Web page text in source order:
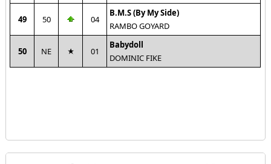
49 50 04
B.M.S (By My Side)
RAMBO GOYARD
50 NE 01
Babydoll
DOMINIC FIKE